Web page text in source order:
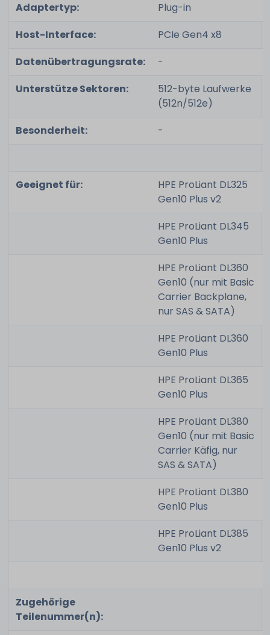
Adaptertyp:
Plug-in
Host-Interface:
PCIe Gen4 x8
Datenübertragungsrate:
-
Unterstütze Sektoren:
512-byte Laufwerke
(512n/512e)
Besonderheit:
-
Geeignet für:
HPE ProLiant DL325
Gen10 Plus v2
HPE ProLiant DL345
Gen10 Plus
HPE ProLiant DL360
Gen10 (nur mit Basic
Carrier Backplane,
nur SAS & SATA)
HPE ProLiant DL360
Gen10 Plus
HPE ProLiant DL365
Gen10 Plus
HPE ProLiant DL380
Gen10 (nur mit Basic
Carrier Käfig, nur
SAS & SATA)
HPE ProLiant DL380
Gen10 Plus
HPE ProLiant DL385
Gen10 Plus v2
Zugehörige
Teilenummer(n):